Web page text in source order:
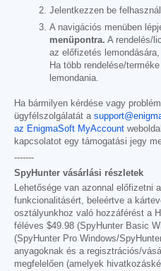
Jelentkezzen be
A navigációs menüben
menüpontra. A rendelés/
az előfizetés
Ha több rendelése/
lemondania.
Ha bármilyen kérdése vagy
ügyfélszolgálatát a
az EnigmaSoft MyAccount
kapcsolatot egy támogatási jegy
-------
SpyHunter vásárlási részletek
Lehetősége van azonnal előfizetni
funkcionalitásért, beleértve a
osztályunkhoz való hozzáférést a
féléves $49.98 (SpyHunter Basic
(SpyHunter Pro Windows/
anyagoknak és a regisztrációs/
megfelelően (amelyek